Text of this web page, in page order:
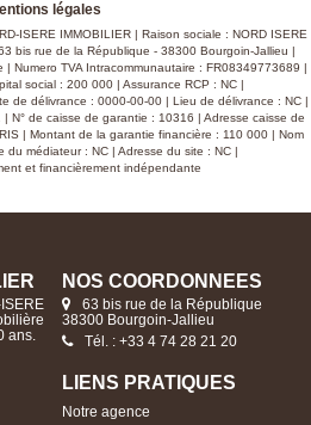
légales
ISERE IMMOBILIER | Raison sociale : NORD ISERE
bis rue de la République - 38300 Bourgoin-Jallieu |
Numero TVA Intracommunautaire : FR08349773689 |
social : 200 000 | Assurance RCP : NC |
de délivrance : 0000-00-00 | Lieu de délivrance : NC |
N° de caisse de garantie : 10316 | Adresse caisse de
| Montant de la garantie financière : 110 000 | Nom
du médiateur : NC | Adresse du site : NC |
et financièrement indépendante
ans.
NOS COORDONNÉES
63 bis rue de la République
38300 Bourgoin-Jallieu
Tél. : +33 4 74 28 21 20
LIENS PRATIQUES
Notre agence